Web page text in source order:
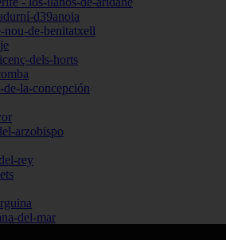
d39anoia
nou-de-benitatxell
dels-horts
la-concepción
arzobispo
rey
del-mar